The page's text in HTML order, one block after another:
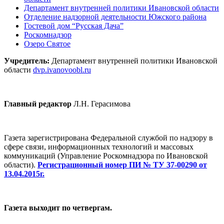
Департамент внутренней политики Ивановской области
Отделение надзорной деятельности Южского района
Гостевой дом “Русская Дача”
Роскомнадзор
Озеро Святое
Учредитель: Департамент внутренней политики Ивановской
области dvp.ivanovoobl.ru
Главный редактор Л.Н. Герасимова
Газета зарегистрирована Федеральной службой по надзору в
сфере связи, информационных технологий и массовых
коммуникаций (Управление Роскомнадзора по Ивановской
области). Регистрационный номер ПИ № ТУ 37-00290 от
13.04.2015г.
Газета выходит по четвергам.